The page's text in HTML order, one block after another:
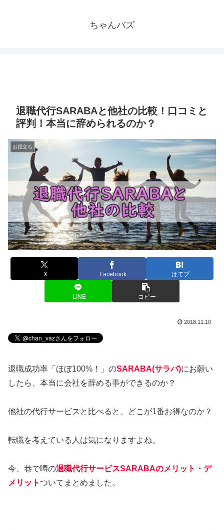
ちゃんバズ
退職代行SARABAと他社の比較！口コミと
評判！本当に辞められるのか？
お役立ち
X Facebook はてブ
LINE コピー
2018.11.10
退職成功率「ほぼ100%！」のSARABA(サラバ)にお願い
したら、本当に会社を辞める事ができるのか？
他社の代行サービスと比べると、どこが1番お得なのか？
転職を考えている人は気になりますよね。
今、巷で噂の退職代行サービスSARABAのメリット・デ
メリットついてまとめました。